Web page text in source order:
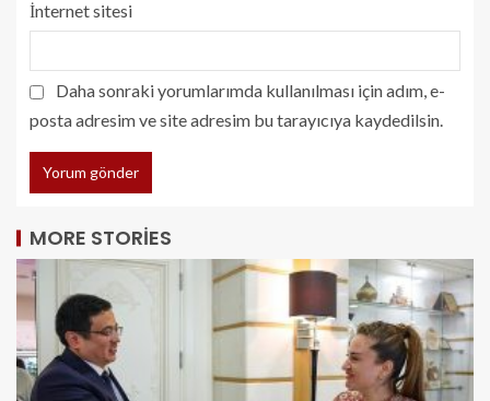
İnternet sitesi
Daha sonraki yorumlarımda kullanılması için adım, e-
posta adresim ve site adresim bu tarayıcıya kaydedilsin.
MORE STORIES